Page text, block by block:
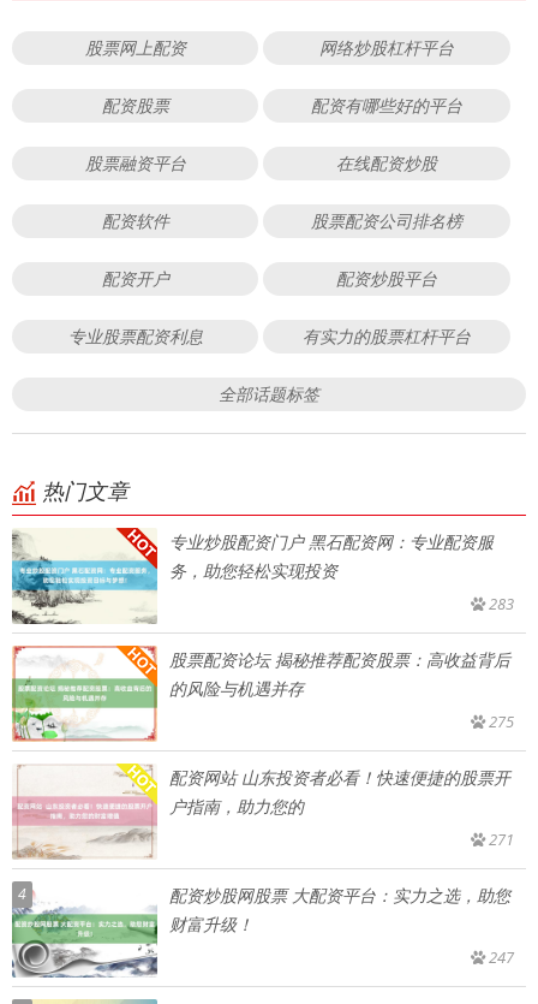
股票网上配资 网络炒股杠杆平台
配资股票 配资有哪些好的平台
股票融资平台 在线配资炒股
配资软件 股票配资公司排名榜
配资开户 配资炒股平台
专业股票配资利息 有实力的股票杠杆平台
全部话题标签
热门文章
专业炒股配资门户 黑石配资网：专业配资服
务，助您轻松实现投资
283
股票配资论坛 揭秘推荐配资股票：高收益背后
的风险与机遇并存
275
配资网站 山东投资者必看！快速便捷的股票开
户指南，助力您的
271
4
配资炒股网股票 大配资平台：实力之选，助您
财富升级！
247